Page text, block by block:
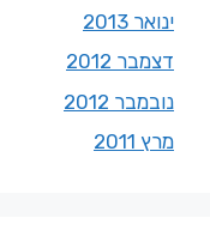
ינואר 2013
דצמבר 2012
נובמבר 2012
מרץ 2011